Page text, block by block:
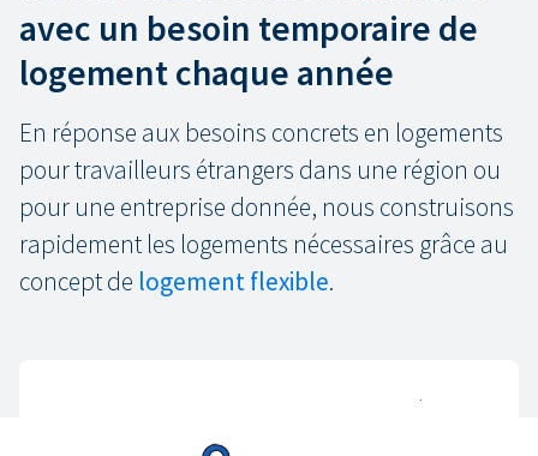
avec un besoin temporaire de
logement chaque année
En réponse aux besoins concrets en logements
pour travailleurs étrangers dans une région ou
pour une entreprise donnée, nous construisons
rapidement les logements nécessaires grâce au
concept de logement flexible.